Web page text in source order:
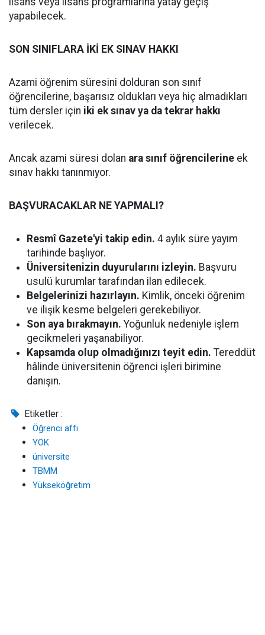
yapabilecek.
SON SINIFLARA İKİ EK SINAV HAKKI
Azami öğrenim süresini dolduran son sınıf
öğrencilerine, başarısız oldukları veya hiç almadıkları
tüm dersler için iki ek sınav ya da tekrar hakkı
verilecek.
Ancak azami süresi dolan ara sınıf öğrencilerine ek
sınav hakkı tanınmıyor.
BAŞVURACAKLAR NE YAPMALI?
Resmî Gazete'yi takip edin. 4 aylık süre yayım
tarihinde başlıyor.
Üniversitenizin duyurularını izleyin. Başvuru
usulü kurumlar tarafından ilan edilecek.
Belgelerinizi hazırlayın. Kimlik, önceki öğrenim
ve ilişik kesme belgeleri gerekebiliyor.
Son aya bırakmayın. Yoğunluk nedeniyle işlem
gecikmeleri yaşanabiliyor.
Kapsamda olup olmadığınızı teyit edin. Tereddüt
hâlinde üniversitenin öğrenci işleri birimine
danışın.
Etiketler :
Öğrenci affı
YÖK
üniversite
TBMM
Yükseköğretim